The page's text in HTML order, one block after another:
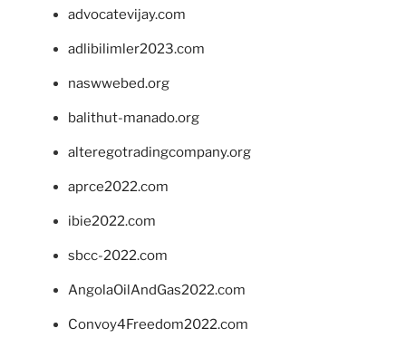
advocatevijay.com
adlibilimler2023.com
naswwebed.org
balithut-manado.org
alteregotradingcompany.org
aprce2022.com
ibie2022.com
sbcc-2022.com
AngolaOilAndGas2022.com
Convoy4Freedom2022.com